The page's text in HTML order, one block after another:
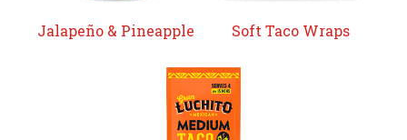
Jalapeño & Pineapple Soft Taco Wraps